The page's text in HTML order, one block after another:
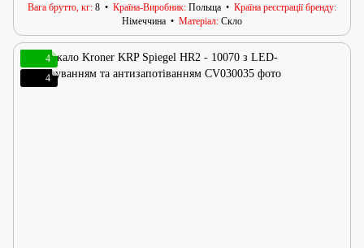
Вага брутто, кг 8 Країна-Виробник Польща
Країна реєстрації бренду
Німеччина
Матеріал Скло
4
4